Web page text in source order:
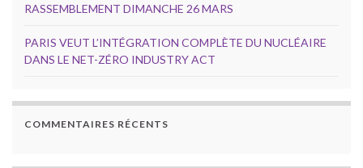
RASSEMBLEMENT DIMANCHE 26 MARS
PARIS VEUT L’INTÉGRATION COMPLÈTE DU NUCLÉAIRE
DANS LE NET-ZÉRO INDUSTRY ACT
COMMENTAIRES RÉCENTS